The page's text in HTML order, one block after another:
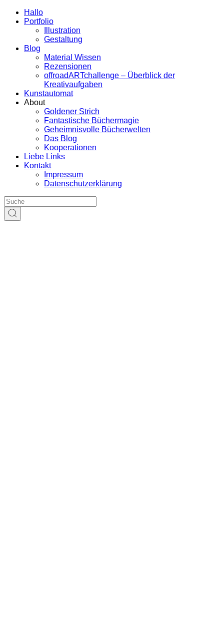
Hallo
Portfolio
Illustration
Gestaltung
Blog
Material Wissen
Rezensionen
offroadARTchallenge – Überblick der
Kreativaufgaben
Kunstautomat
About
Goldener Strich
Fantastische Büchermagie
Geheimnisvolle Bücherwelten
Das Blog
Kooperationen
Liebe Links
Kontakt
Impressum
Datenschutzerklärung